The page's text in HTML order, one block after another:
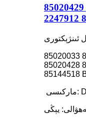
ئەسلى بىرلىك پومپا ئوكۇلى 85020429
ئىنژېكتورى
مودېل نومۇرى: 85020429 85020033
22479124 22012829 85020032 85020428
يېڭى